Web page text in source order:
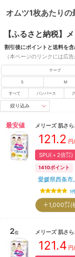
オムツ1枚あたりの
【ふるさと納税】
割引後にポイントと送料を
（本ページのリンクには広告
テープ
S M
すべて パンパース
絞り込み
最安値 メリーズ 肌さ
121.2
SPU(＋2倍㌽)
1410ポイント
愛媛県西条
1
＋1,000㌽
2位 メリーズ 肌さ
121.4